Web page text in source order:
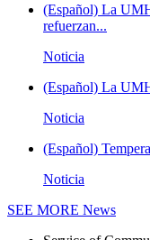
(Español) La
refuerzan...
Noticia
(Español) La
Noticia
(Español)
Noticia
SEE MORE News